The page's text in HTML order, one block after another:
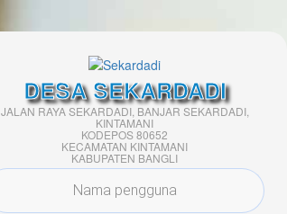
DESA SEKARDADI
JALAN RAYA SEKARDADI, BANJAR SEKARDADI,
KINTAMANI
KODEPOS 80652
KECAMATAN KINTAMANI
KABUPATEN BANGLI